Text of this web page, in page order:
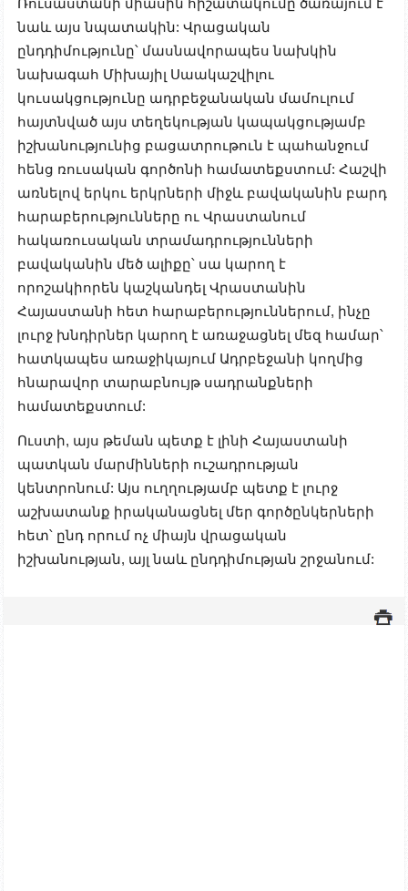
նաև այս նպատակին: Վրացական
ընդդիմությունը՝ մասնավորապես նախկին
նախագահ Միխայիլ Սաակաշվիլու
կուսակցությունը ադրբեջանական մամուլում
հայտնված այս տեղեկության կապակցությամբ
իշխանությունից բացատրութուն է պահանջում
հենց ռուսական գործոնի համատեքստում: Հաշվի
առնելով երկու երկրների միջև բավականին բարդ
հարաբերությունները ու Վրաստանում
հակառուսական տրամադրությունների
բավականին մեծ ալիքը՝ սա կարող է
որոշակիորեն կաշկանդել Վրաստանին
Հայաստանի հետ հարաբերություններում, ինչը
լուրջ խնդիրներ կարող է առաջացնել մեզ համար՝
հատկապես առաջիկայում Ադրբեջանի կողմից
հնարավոր տարաբնույթ սադրանքների
համատեքստում:
Ուստի, այս թեման պետք է լինի Հայաստանի
պատկան մարմինների ուշադրության
կենտրոնում: Այս ուղղությամբ պետք է լուրջ
աշխատանք իրականացնել մեր գործընկերների
հետ՝ ընդ որում ոչ միայն վրացական
իշխանության, այլ նաև ընդդիմության շրջանում: